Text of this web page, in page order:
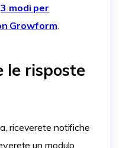
3 modi per
Growform.
le risposte
riceverete notifiche
un modulo